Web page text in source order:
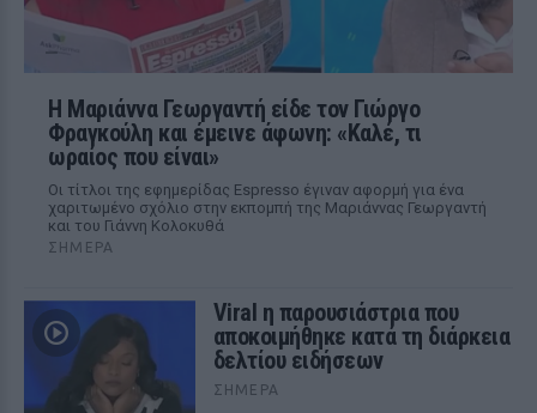
Η Μαριάννα Γεωργαντή είδε τον Γιώργο
Φραγκούλη και έμεινε άφωνη: «Καλέ, τι
ωραίος που είναι»
Οι τίτλοι της εφημερίδας Espresso έγιναν αφορμή για ένα
χαριτωμένο σχόλιο στην εκπομπή της Μαριάννας Γεωργαντή
και του Γιάννη Κολοκυθά
ΣΉΜΕΡΑ
Viral η παρουσιάστρια που
αποκοιμήθηκε κατά τη διάρκεια
δελτίου ειδήσεων
ΣΉΜΕΡΑ